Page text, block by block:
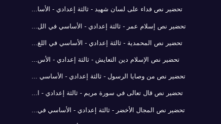
تحضير نص فداء على لسان شهيد - ثالثة إعدادي - الأسا...
تحضير نص إسلام عمر - ثالثة إعدادي - الأساسي في الل...
تحضير نص المحمدية - ثالثة إعدادي - الأساسي في اللغ...
تحضير نص الإسلام دين التعايش - ثالثة إعدادي - الأس...
تحضير نص من وصايا الرسول - ثالثة إعدادي - الأساسي ...
تحضير نص قال تعالى في سورة مريم - ثالثة إعدادي - ا...
تحضير نص المجال الأخضر - ثالثة إعدادي - الأساسي في...